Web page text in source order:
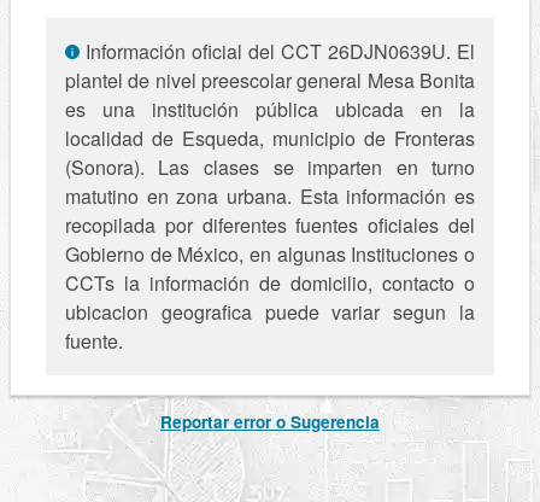
Información oficial del CCT 26DJN0639U. El
plantel de nivel preescolar general Mesa Bonita
es una institución pública ubicada en la
localidad de Esqueda, municipio de Fronteras
(Sonora). Las clases se imparten en turno
matutino en zona urbana. Esta información es
recopilada por diferentes fuentes oficiales del
Gobierno de México, en algunas Instituciones o
CCTs la información de domicilio, contacto o
ubicacion geografica puede variar segun la
fuente.
Reportar error o Sugerencia